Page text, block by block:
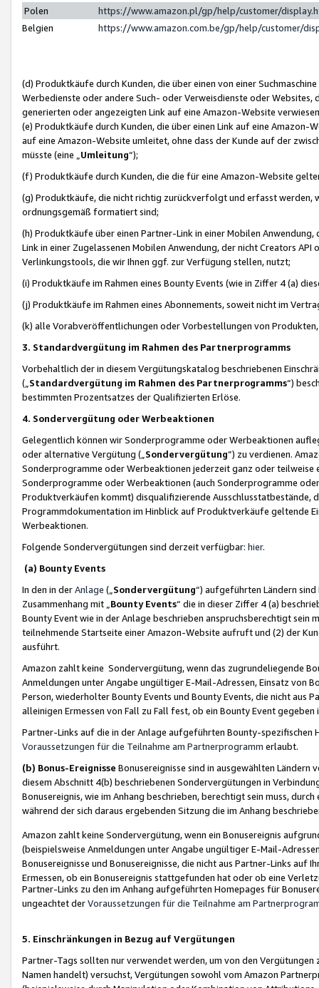
Polen
https://www.amazon.pl/gp/help/customer/
Belgien
https://www.amazon.com.be/gp/help/customer/
(d) Produktkäufe durch Kunden, die über einen von einer
Werbedienste oder andere Such- oder Verweisdienste oder Websites,
generierten oder angezeigten Link auf eine Amazon-Website
(e) Produktkäufe durch Kunden, die über einen Link auf eine
auf eine Amazon-Website umleitet, ohne dass der Kunde auf der
müsste (eine „ Umleitung“);
(f) Produktkäufe durch Kunden, die die für eine Amazon-Website
(g) Produktkäufe, die nicht richtig zurückverfolgt und erfasst werden,
ordnungsgemäß formatiert sind;
(h) Produktkäufe über einen Partner-Link in einer Mobilen
Link in einer Zugelassenen Mobilen Anwendung, der nicht Creators
Verlinkungstools, die wir Ihnen ggf. zur Verfügung stellen, nutzt;
(i) Produktkäufe im Rahmen eines Bounty Events (wie in Ziffer 4 (a)
(j) Produktkäufe im Rahmen eines Abonnements, soweit nicht im
(k) alle Vorabveröffentlichungen oder Vorbestellungen von
3. Standardvergütung im Rahmen des Partnerprogramms
Vorbehaltlich der in diesem Vergütungskatalog beschriebenen
(„ Standardvergütung im Rahmen des Partnerprogramms“)
bestimmten Prozentsatzes der Qualifizierten Erlöse.
4. Sondervergütung oder Werbeaktionen
Gelegentlich können wir Sonderprogramme oder Werbeaktionen
oder alternative Vergütung („ Sondervergütung”) zu verdienen.
Sonderprogramme oder Werbeaktionen jederzeit ganz oder
Sonderprogramme oder Werbeaktionen (auch Sonderprogramme
Produktverkäufen kommt) disqualifizierende Ausschlusstatbestände,
Programmdokumentation im Hinblick auf Produktverkäufe geltende
Werbeaktionen.
Folgende Sondervergütungen sind derzeit verfügbar: hier.
(a) Bounty Events
In den in derAnlage („ Sondervergütung“) aufgeführten Ländern
Zusammenhang mit „ Bounty Events“ die in dieser Ziffer 4 (a)
Bounty Event wie in der Anlage beschrieben anspruchsberechtigt sein
teilnehmende Startseite einer Amazon-Website aufruft und (2) der
ausführt.
Amazon zahlt keine Sondervergütung, wenn das zugrundeliegende
Anmeldungen unter Angabe ungültiger E-Mail-Adressen, Einsatz von
Person, wiederholter Bounty Events und Bounty Events, die nicht
alleinigen Ermessen von Fall zu Fall fest, ob ein Bounty Event
Partner-Links auf die in der Anlage aufgeführten Bounty-spezifischen
Voraussetzungen für die Teilnahme am Partnerprogramm erlaubt.
(b) Bonus-Ereignisse Bonusereignisse sind in ausgewählten Ländern
diesem Abschnitt 4(b) beschriebenen Sondervergütungen in
Bonusereignis, wie im Anhang beschrieben, berechtigt sein muss,
während der sich daraus ergebenden Sitzung die im Anhang
Amazon zahlt keine Sondervergütung, wenn ein Bonusereignis
(beispielsweise Anmeldungen unter Angabe ungültiger E-Mail-
Bonusereignisse und Bonusereignisse, die nicht aus Partner-Links auf
Ermessen, ob ein Bonusereignis stattgefunden hat oder ob eine
Partner-Links zu den im Anhang aufgeführten Homepages für
ungeachtet derVoraussetzungen für die Teilnahme am
5. Einschränkungen in Bezug auf Vergütungen
Partner-Tags sollten nur verwendet werden, um von den
Namen handelt) versuchst, Vergütungen sowohl vom Amazon